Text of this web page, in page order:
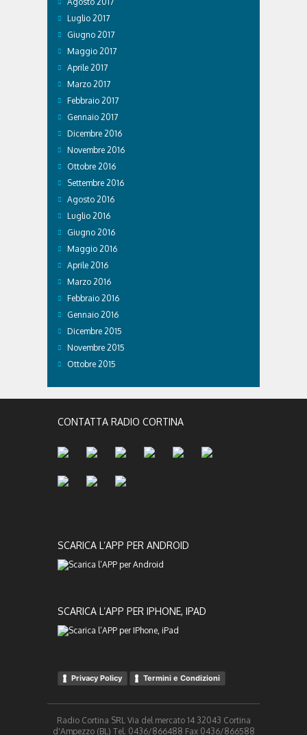
Luglio 2017
Giugno 2017
Maggio 2017
Aprile 2017
Marzo 2017
Febbraio 2017
Gennaio 2017
Dicembre 2016
Novembre 2016
Ottobre 2016
Settembre 2016
Agosto 2016
Luglio 2016
Giugno 2016
Maggio 2016
Aprile 2016
Marzo 2016
Febbraio 2016
Gennaio 2016
Dicembre 2015
Novembre 2015
Ottobre 2015
CONTATTA RADIO CORTINA
SCARICA L’APP PER ANDROID
SCARICA L’APP PER IPHONE, IPAD
Privacy Policy Termini e Condizioni
Radio Cortina SRL Via del mercato 14 32043 Cortina
d'Ampezzo (BL) Tel. 0436/866488 Fax 0436/866588